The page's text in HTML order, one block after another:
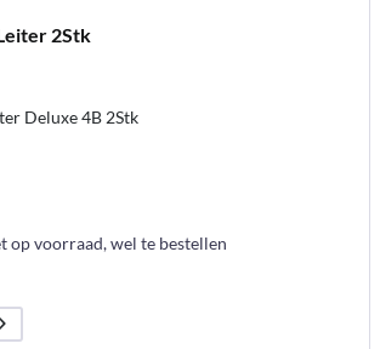
2Stk
Deluxe 4B 2Stk
op voorraad, wel te bestellen